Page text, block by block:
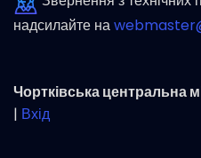
надсилайте на
Чортківська центральна
| Вхід